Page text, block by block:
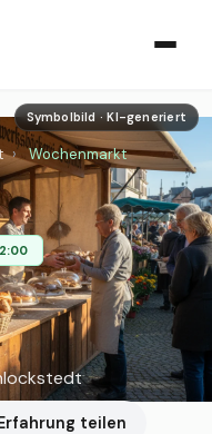
Symbolbild · KI-generiert
›
Wochenmarkt
teilen